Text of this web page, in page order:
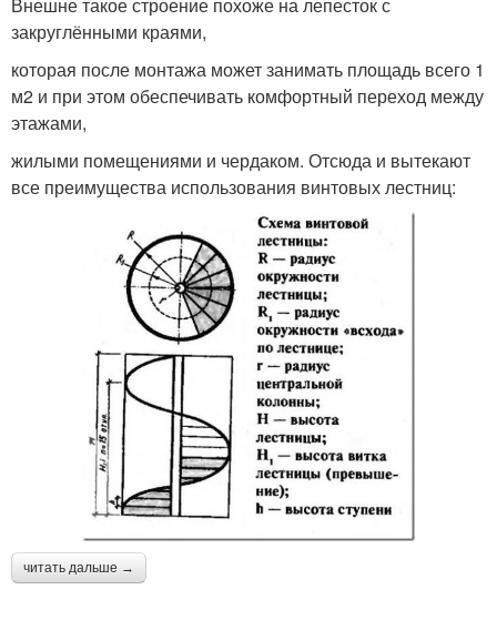
Внешне такое строение похоже на лепесток с
закруглёнными краями,
которая после монтажа может занимать площадь всего 1
м2 и при этом обеспечивать комфортный переход между
этажами,
жилыми помещениями и чердаком. Отсюда и вытекают
все преимущества использования винтовых лестниц:
читать дальше →